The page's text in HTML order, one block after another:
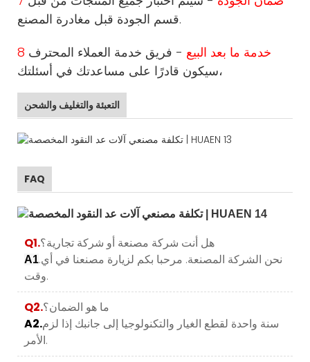
قسم الجودة قبل مغادرة المصنع.
8 خدمة ما بعد البيع - فريق خدمة العملاء المحترف
سيكون قادرًا على مساعدتك في أسئلتك،
التعبئة والتغليف والشحن
FAQ
Q1.هل أنت شركة مصنعة أو شركة تجارية؟
A1.نحن الشركة المصنعة. مرحبا بكم لزيارة مصنعنا في أي
وقت.
Q2.ما هو الضمان؟
A2.سنة واحدة لقطع الغيار والتكنولوجيا إلى جانبك إذا لزم
الأمر.